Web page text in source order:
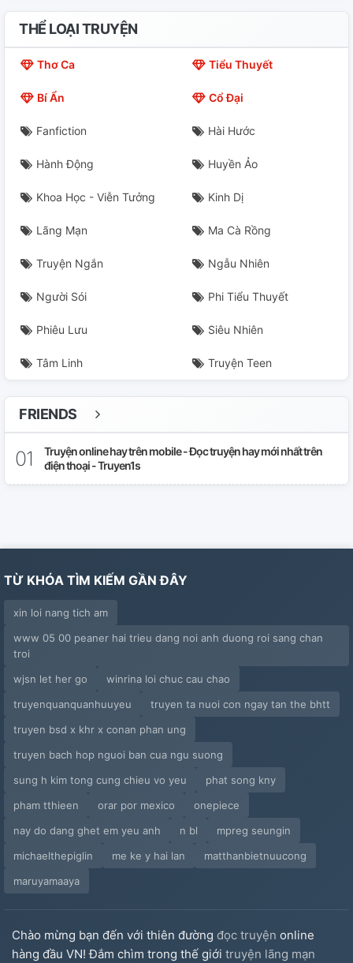
THỂ LOẠI TRUYỆN
Thơ Ca Tiểu Thuyết
Bí Ẩn Cổ Đại
Fanfiction Hài Hước
Hành Động Huyền Ảo
Khoa Học - Viễn Tưởng Kinh Dị
Lãng Mạn Ma Cà Rồng
Truyện Ngắn Ngẫu Nhiên
Người Sói Phi Tiểu Thuyết
Phiêu Lưu Siêu Nhiên
Tâm Linh Truyện Teen
FRIENDS
Truyện online hay trên mobile - Đọc truyện hay mới nhất trên
điện thoại - Truyen1s
TỪ KHÓA TÌM KIẾM GẦN ĐÂY
xin loi nang tich am
www 05 00 peaner hai trieu dang noi anh duong roi sang chan
troi
wjsn let her go
winrina loi chuc cau chao
truyenquanquanhuuyeu
truyen ta nuoi con ngay tan the bhtt
truyen bsd x khr x conan phan ung
truyen bach hop nguoi ban cua ngu suong
sung h kim tong cung chieu vo yeu
phat song kny
pham tthieen
orar por mexico
onepiece
nay do dang ghet em yeu anh
n bl
mpreg seungin
michaelthepiglin
me ke y hai lan
matthanbietnuucong
maruyamaaya
Chào mừng bạn đến với thiên đường đọc truyện online
hàng đầu VN! Đắm chìm trong thế giới truyện lãng mạn